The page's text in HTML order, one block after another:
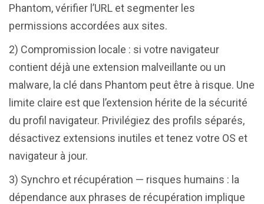
Phantom, vérifier l’URL et segmenter les
permissions accordées aux sites.
2) Compromission locale : si votre navigateur
contient déjà une extension malveillante ou un
malware, la clé dans Phantom peut être à risque. Une
limite claire est que l’extension hérite de la sécurité
du profil navigateur. Privilégiez des profils séparés,
désactivez extensions inutiles et tenez votre OS et
navigateur à jour.
3) Synchro et récupération — risques humains : la
dépendance aux phrases de récupération implique